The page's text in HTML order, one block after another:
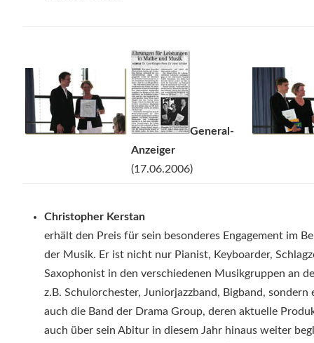
General-
Anzeiger
(17.06.2006)
Christopher Kerstan
erhält den Preis für sein besonderes Engagement im
der Musik. Er ist nicht nur Pianist, Keyboarder,
Saxophonist in den verschiedenen Musikgruppen an
z.B. Schulorchester, Juniorjazzband, Bigband, sondern
auch die Band der Drama Group, deren aktuelle
auch über sein Abitur in diesem Jahr hinaus weiter